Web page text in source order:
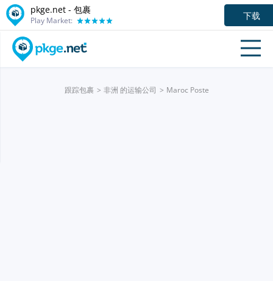
pkge.net - 包裹
Play Market: 下载
跟踪包裹 非洲 的运输公司 Maroc Poste